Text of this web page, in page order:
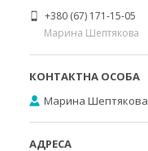
+380 (67) 171-15-05
Марина Шептякова
Марина Шептякова